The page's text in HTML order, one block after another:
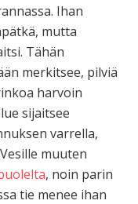
Ihan
mutta
Tähän
merkitsee, pilviä
harvoin
sijaitsee
varrella,
muuten
, noin parin
tie menee ihan